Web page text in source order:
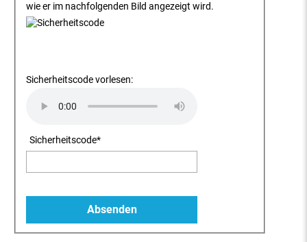
wie er im nachfolgenden Bild angezeigt wird.
Sicherheitscode vorlesen:
Sicherheitscode*